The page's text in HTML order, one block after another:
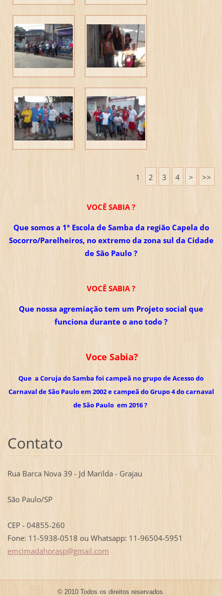
1 2 3 4 > >>
VOCÊ SABIA ?
Que somos a 1ª Escola de Samba da região Capela do
Socorro/Parelheiros, no extremo da zona sul da Cidade
de São Paulo ?
VOCÊ SABIA ?
Que nossa agremiação tem um Projeto social que
funciona durante o ano todo ?
Voce Sabia?
Que a Coruja do Samba foi campeã no grupo de Acesso do
Carnaval de São Paulo em 2002 e campeã do Grupo 4 do carnaval
de São Paulo em 2016 ?
Contato
Rua Barca Nova 39 - Jd Marilda - Grajau
São Paulo/SP
CEP - 04855-260
Fone: 11-5938-0518 ou Whatsapp: 11-96504-5951
emcimadahorasp@gmail.com
© 2010 Todos os direitos reservados.